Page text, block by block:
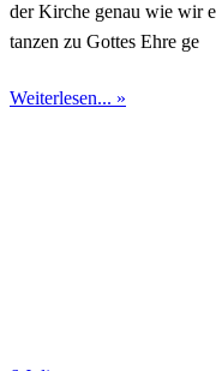
der Kirche genau wie wir
tanzen zu Gottes Ehre ge
Weiterlesen... »